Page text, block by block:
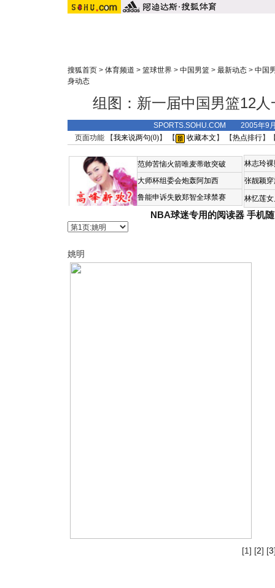
搜狐首页 > 体育频道 > 篮球世界 > 中国男篮 > 最新动态 > 中国
身动态
组图：新一届中国男篮12
SPORTS.SOHU.COM 2005年9
页面功能 【我来说两句(0)】 【 收藏本文 】 【热点排行】
范帅苦恼火箭唯麦蒂敢突破
大师杯组委会炮轰阿加西
鲁能申诉失败郑智全球禁赛
林志玲
张靓颖
林忆莲
NBA球迷专用的阅读器 手机
姚明
[1] [2] [3